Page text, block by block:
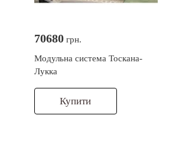
70680грн.
Модульна система Тоскана-
Лукка
Купити